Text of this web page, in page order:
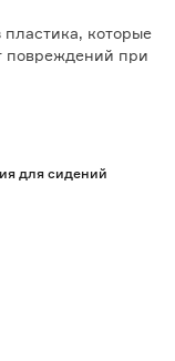
которые
повреждений при
для сидений